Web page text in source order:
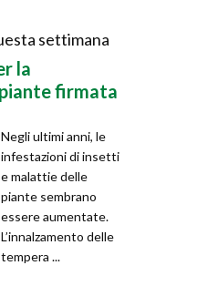
settimana
la
firmata
Negli ultimi anni, le
infestazioni di insetti
e malattie delle
piante sembrano
essere aumentate.
L’innalzamento delle
tempera ...